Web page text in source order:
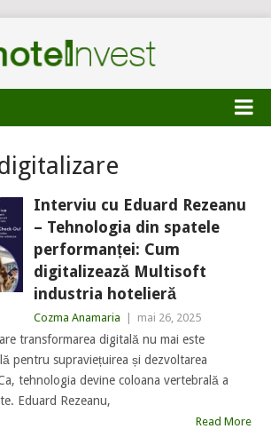
Interviu cu Eduard Rezeanu
– Tehnologia din spatele
performanței: Cum
digitalizează Multisoft
industria hotelieră
Cozma Anamaria mai 26, 2025
transformarea digitală nu mai este
pentru supraviețuirea și dezvoltarea
tehnologia devine coloana vertebrală a
Eduard Rezeanu,
Read More